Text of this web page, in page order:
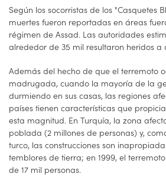
Según los socorristas de los "Casquetes
muertes fueron reportadas en áreas
régimen de Assad. Las autoridades
alrededor de 35 mil resultaron heridos a
Además del hecho de que el terremoto
madrugada, cuando la mayoría de la
durmiendo en sus casas, las regiones
países tienen características que
esta magnitud. En Turquía, la zona
poblada (2 millones de personas) y,
turco, las construcciones son
temblores de tierra; en 1999, el
de 17 mil personas.